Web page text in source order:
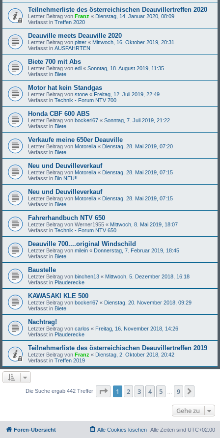
Teilnehmerliste des österreichischen Deauvillertreffen 2020
Letzter Beitrag von Franz « Dienstag, 14. Januar 2020, 08:09
Verfasst in Treffen 2020
Deauville meets Deauville 2020
Letzter Beitrag von pitter « Mittwoch, 16. Oktober 2019, 20:31
Verfasst in AUSFAHRTEN
Biete 700 mit Abs
Letzter Beitrag von edi « Sonntag, 18. August 2019, 11:35
Verfasst in Biete
Motor hat kein Standgas
Letzter Beitrag von stone « Freitag, 12. Juli 2019, 22:49
Verfasst in Technik - Forum NTV 700
Honda CBF 600 ABS
Letzter Beitrag von bockerl67 « Sonntag, 7. Juli 2019, 21:22
Verfasst in Biete
Verkaufe meine 650er Deauville
Letzter Beitrag von Motorella « Dienstag, 28. Mai 2019, 07:20
Verfasst in Biete
Neu und Deuvilleverkauf
Letzter Beitrag von Motorella « Dienstag, 28. Mai 2019, 07:15
Verfasst in Bin NEU!!
Neu und Deuvilleverkauf
Letzter Beitrag von Motorella « Dienstag, 28. Mai 2019, 07:15
Verfasst in Biete
Fahrerhandbuch NTV 650
Letzter Beitrag von Werner1955 « Mittwoch, 8. Mai 2019, 18:07
Verfasst in Technik - Forum NTV 650
Deauville 700....original Windschild
Letzter Beitrag von milein « Donnerstag, 7. Februar 2019, 18:45
Verfasst in Biete
Baustelle
Letzter Beitrag von binchen13 « Mittwoch, 5. Dezember 2018, 16:18
Verfasst in Plauderecke
KAWASAKI KLE 500
Letzter Beitrag von bockerl67 « Dienstag, 20. November 2018, 09:29
Verfasst in Biete
Nachtrag!
Letzter Beitrag von carlos « Freitag, 16. November 2018, 14:26
Verfasst in Plauderecke
Teilnehmerliste des österreichischen Deauvillertreffen 2019
Letzter Beitrag von Franz « Dienstag, 2. Oktober 2018, 20:42
Verfasst in Treffen 2019
Die Suche ergab 442 Treffer Seite 1von
1 2 3 4 5 … 9
Gehe zu
Foren-Übersicht Alle Zeiten sind UTC+02:00
Alle Cookies löschen